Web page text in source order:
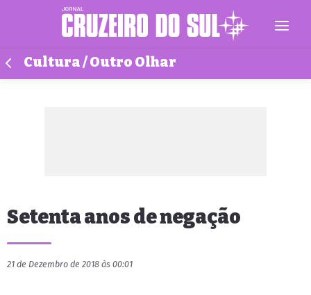
Cultura / Outro Olhar
Setenta anos de negação
21 de Dezembro de 2018 às 00:01